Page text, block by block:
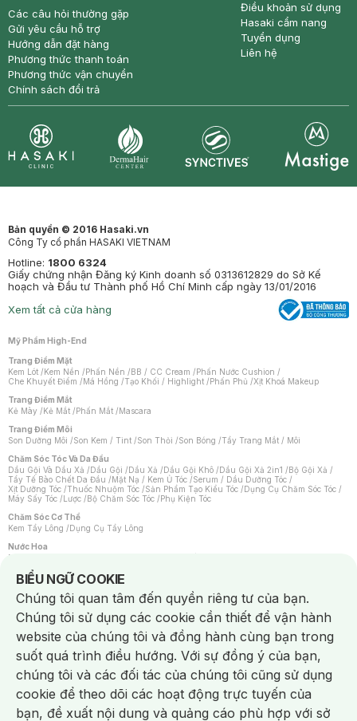
Các câu hỏi thường gặp
Gửi yêu cầu hỗ trợ
Hướng dẫn đặt hàng
Phương thức thanh toán
Phương thức vận chuyển
Chính sách đổi trả
Điều khoản sử dụng
Hasaki cẩm nang
Tuyển dụng
Liên hệ
Bản quyền © 2016 Hasaki.vn
Công Ty cổ phần HASAKI VIETNAM
Hotline: 1800 6324
Giấy chứng nhận Đăng ký Kinh doanh số 0313612829 do Sở Kế
hoạch và Đầu tư Thành phố Hồ Chí Minh cấp ngày 13/01/2016
Xem tất cả cửa hàng
Mỹ Phẩm High-End
Trang Điểm Mặt
Kem Lót /Kem Nền /Phấn Nền /BB / CC Cream /Phấn Nước Cushion /
Che Khuyết Điểm /Má Hồng /Tạo Khối / Highlight /Phấn Phủ /Xịt Khoá Makeup
Trang Điểm Mắt
Kẻ Mày /Kẻ Mắt /Phấn Mắt /Mascara
Trang Điểm Môi
Son Dưỡng Môi /Son Kem / Tint /Son Thỏi /Son Bóng /Tẩy Trang Mắt / Môi
Chăm Sóc Tóc Và Da Đầu
Dầu Gội Và Dầu Xả /Dầu Gội /Dầu Xả /Dầu Gội Khô /Dầu Gội Xả 2in1 /Bộ Gội Xả /
Tẩy Tế Bào Chết Da Đầu /Mặt Nạ / Kem Ủ Tóc /Serum / Dầu Dưỡng Tóc /
Xịt Dưỡng Tóc /Thuốc Nhuộm Tóc /Sản Phẩm Tạo Kiểu Tóc /Dụng Cụ Chăm Sóc Tóc /
Máy Sấy Tóc /Lược /Bộ Chăm Sóc Tóc /Phụ Kiện Tóc
Chăm Sóc Cơ Thể
Kem Tẩy Lông /Dụng Cụ Tẩy Lông
Nước Hoa
Nước Hoa Nữ
Chăm Sóc Cá Nhân
Chống Muỗi /Khẩu Trang /Máy Massage/Mặt Nạ Xông Hơi /Nước Rửa Tay/
Sản Phẩm Chăm Sóc Khác /Bàn Chải Đánh Răng /Bàn Chải Điện/
Hỗ Trợ Trắng Răng/Kem Đánh Răng /Máy Tăm Nước/ Nước Súc Miệng/
Tăm / Chỉ Nha Khoa/ Xịt Thơm Miệng / Dung Dịch Vệ Sinh/Dưỡng Vùng Kín/
Khăn Ướt Vệ Sinh Vùng Kín/Băng Vệ Sinh/Tampon/Bọt Cạo Râu /Dao Cạo Râu/
Máy Cạo Râu
Vấn Đề Về Da
Da Dầu / Lỗ Chân Lông To/ Da Khô / Mất Nước/ Da Lão Hóa/ Da Mụn/
Da Nhạy Cảm / Kích Ứng
Da Xỉn Màu Thâm / Nám / Tàn Nhang
Quầng Thâm & Bọng Mắt /Sẹo /Viêm Da Cơ Địa
Dụng Cụ / Phụ Kiện Chăm Sóc Da
BIỂU NGỮ COOKIE
Notice about cookies usage
Chúng tôi quan tâm đến quyền riêng tư của bạn.
Chúng tôi sử dụng các cookie cần thiết để vận hành
website của chúng tôi và đồng hành cùng bạn trong
suốt quá trình điều hướng. Với sự đồng ý của bạn,
chúng tôi và các đối tác của chúng tôi cũng sử dụng
cookie để theo dõi các hoạt động trực tuyến của
bạn, đề xuất nội dung và quảng cáo phù hợp với sở